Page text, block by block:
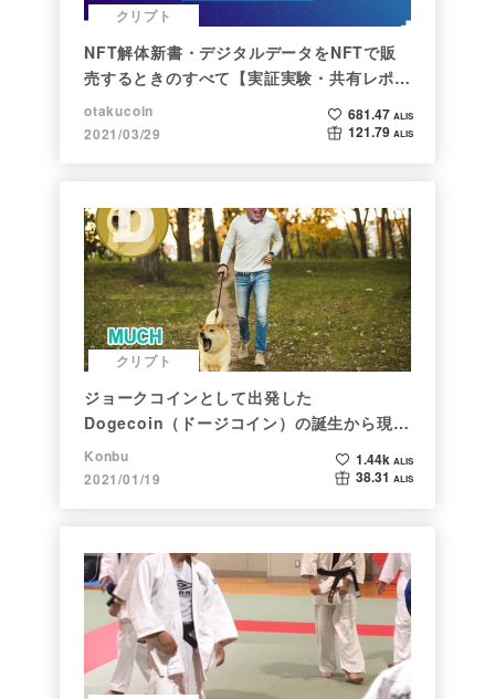
クリプト
NFT解体新書・デジタルデータをNFTで販
売するときのすべて【実証実験・共有レポー
ト】
otakucoin
2021/03/29
681.47 ALIS
121.79 ALIS
クリプト
ジョークコインとして出発した
Dogecoin（ドージコイン）の誕生から現在
まで。注目される非証券性🐶
Konbu
2021/01/19
1.44k ALIS
38.31 ALIS